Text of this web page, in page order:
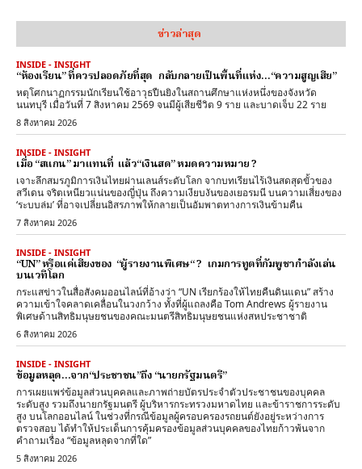
ข่าวล่าสุด
INSIDE - INSIGHT
“ห้องเรียน” ที่ควรปลอดภัยที่สุด กลับกลายเป็นพื้นที่แห่ง…“ความสูญเสีย”
หตุโศกนาฏกรรมนักเรียนใช้อาวุธปืนยิงในสถานศึกษาแห่งหนึ่งของจังหวัด
นนทบุรี เมื่อวันที่ 7 สิงหาคม 2569 จนมีผู้เสียชีวิต 9 ราย และบาดเจ็บ 22 ราย
8 สิงหาคม 2026
INSIDE - INSIGHT
เมื่อ “สแกน” มาแทนที่ แล้ว“เงินสด” หมดความหมาย ?
เจาะลึกสมรภูมิการเงินไทยผ่านเลนส์ระดับโลก จากบทเรียนไร้เงินสดสุดขั้วของ
สวีเดน จริตเหนียวแน่นของญี่ปุ่น ถึงความเงียบงันของเยอรมนี บนความเสี่ยงของ
‘ระบบล่ม’ ที่อาจเปลี่ยนอิสรภาพให้กลายเป็นอัมพาตทางการเงินข้ามคืน
7 สิงหาคม 2026
INSIDE - INSIGHT
“UN” หรือแค่เสียงของ “ผู้รายงานพิเศษ“ ? เกมการทูตที่กัมพูชากำลังเล่น
บนเวทีโลก
กระแสข่าวในสื่อสังคมออนไลน์ที่อ้างว่า “UN เรียกร้องให้ไทยคืนดินแดน” สร้าง
ความเข้าใจคลาดเคลื่อนในวงกว้าง ทั้งที่ผู้แถลงคือ Tom Andrews ผู้รายงาน
พิเศษด้านสิทธิมนุษยชนของคณะมนตรีสิทธิมนุษยชนแห่งสหประชาชาติ
6 สิงหาคม 2026
INSIDE - INSIGHT
ข้อมูลหลุด…จาก“ประชาชน”ถึง “นายกรัฐมนตรี”
การเผยแพร่ข้อมูลส่วนบุคคลและภาพถ่ายบัตรประจำตัวประชาชนของบุคคล
ระดับสูง รวมถึงนายกรัฐมนตรี ผู้บริหารกระทรวงมหาดไทย และข้าราชการระดับ
สูง บนโลกออนไลน์ ในช่วงที่กรณีข้อมูลผู้ครอบครองรถยนต์ยังอยู่ระหว่างการ
ตรวจสอบ ได้ทำให้ประเด็นการคุ้มครองข้อมูลส่วนบุคคลของไทยก้าวพ้นจาก
คำถามเรื่อง “ข้อมูลหลุดจากที่ใด”
5 สิงหาคม 2026